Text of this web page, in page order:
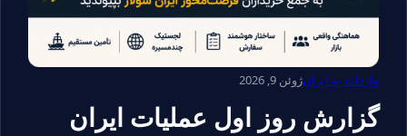
واردات به ایرانژوئن 9, 2026
گزارش روز اول عملیات ایران